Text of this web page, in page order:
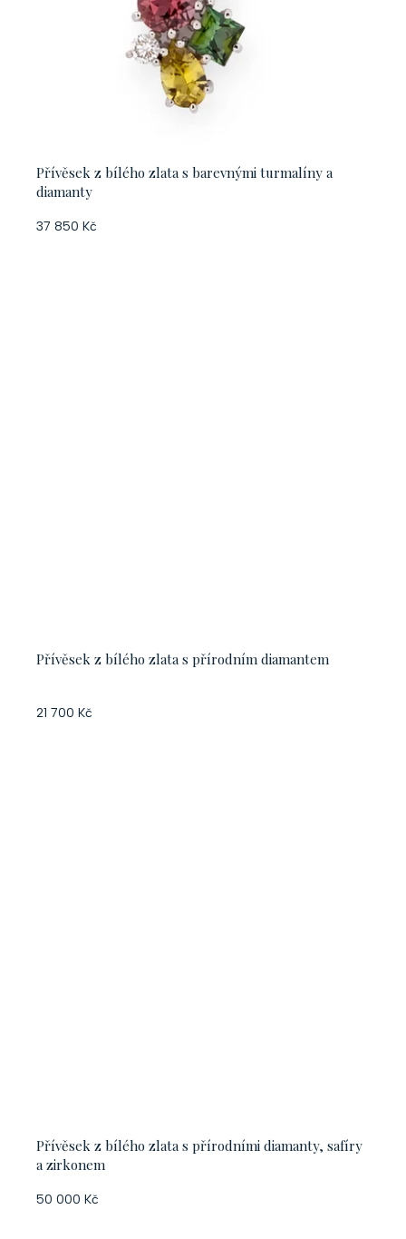
Přívěsek z bílého zlata s barevnými turmalíny a
diamanty
37 850 Kč
Přívěsek z bílého zlata s přírodním diamantem
21 700 Kč
Přívěsek z bílého zlata s přírodními diamanty, safíry
a zirkonem
50 000 Kč